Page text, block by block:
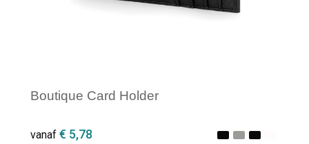
Boutique Card Holder
vanaf € 5,78